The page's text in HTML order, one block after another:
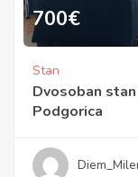
700€
Stan
Dvosoban
Podgorica